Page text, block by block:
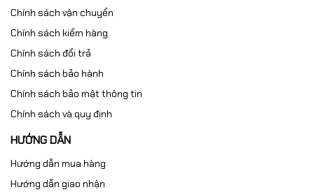
Chính sách vận chuyển
Chính sách kiểm hàng
Chính sách đổi trả
Chính sách bảo hành
Chính sách bảo mật thông tin
Chính sách và quy định
HƯỚNG DẪN
Hướng dẫn mua hàng
Hướng dẫn giao nhận